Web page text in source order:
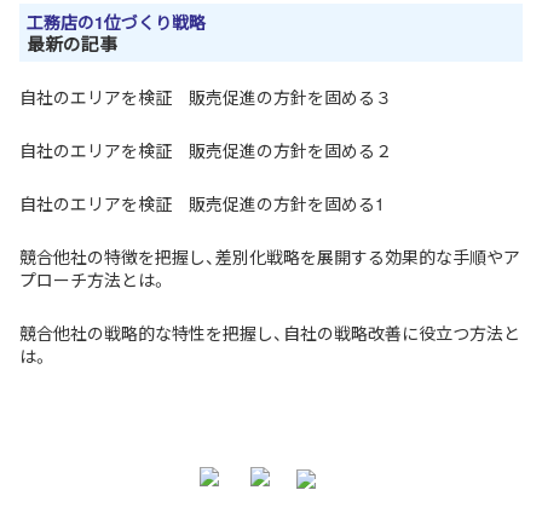
工務店の1位づくり戦略
最新の記事
自社のエリアを検証 販売促進の方針を固める３
自社のエリアを検証 販売促進の方針を固める２
自社のエリアを検証 販売促進の方針を固める1
競合他社の特徴を把握し、差別化戦略を展開する効果的な手順やア
プローチ方法とは。
競合他社の戦略的な特性を把握し、自社の戦略改善に役立つ方法と
は。